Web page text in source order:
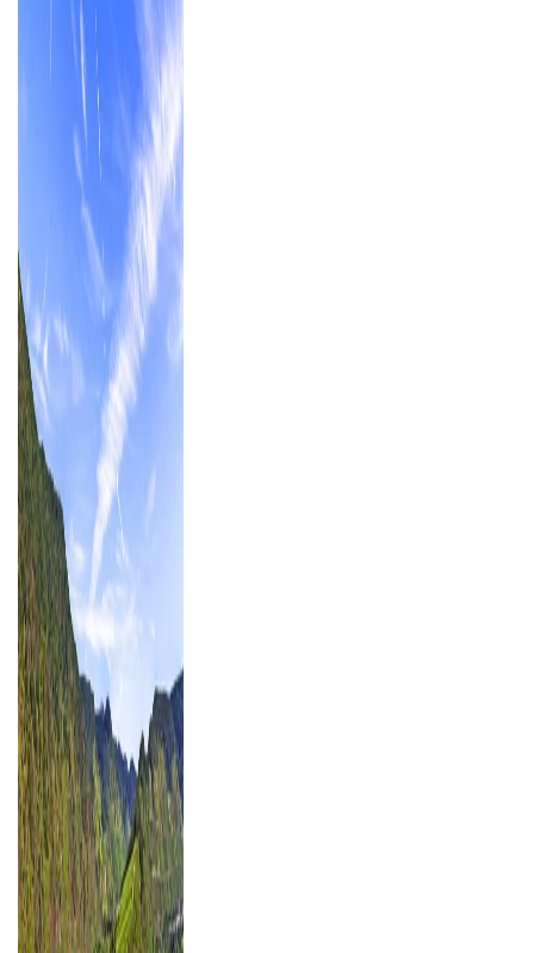
oder per E-Mail.
Entdecken Sie Flusskreuzfahrten, die mehr bieten als nur
eine schöne Route: sorgfältig geplant, hochwertig
durchgeführt und ganz auf entspanntes Reisen ausgelegt.
Mehr erfahren über unsere Flusskreuzfahrten